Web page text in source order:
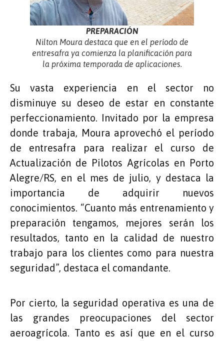
PREPARACIÓN
Nilton Moura destaca que en el período de
entresafra ya comienza la planificación para
la próxima temporada de aplicaciones.
Su vasta experiencia en el sector no
disminuye su deseo de estar en constante
perfeccionamiento. Invitado por la empresa
donde trabaja, Moura aprovechó el período
de entresafra para realizar el curso de
Actualización de Pilotos Agrícolas en Porto
Alegre/RS, en el mes de julio, y destaca la
importancia de adquirir nuevos
conocimientos. “Cuanto más entrenamiento y
preparación tengamos, mejores serán los
resultados, tanto en la calidad de nuestro
trabajo para los clientes como para nuestra
seguridad”, destaca el comandante.
Por cierto, la seguridad operativa es una de
las grandes preocupaciones del sector
aeroagrícola. Tanto es así que en el curso